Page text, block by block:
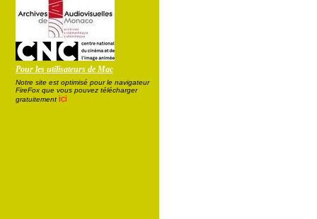
Pour les utilisateurs de Mac
Notre site est optimisé pour le navigateur
FireFox que vous pouvez télécharger
gratuitement ici